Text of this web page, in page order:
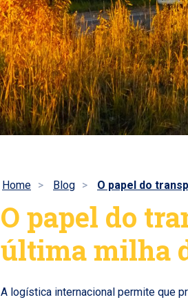
Home Blog O papel do
O papel do
última milha
A logística internacional permite que